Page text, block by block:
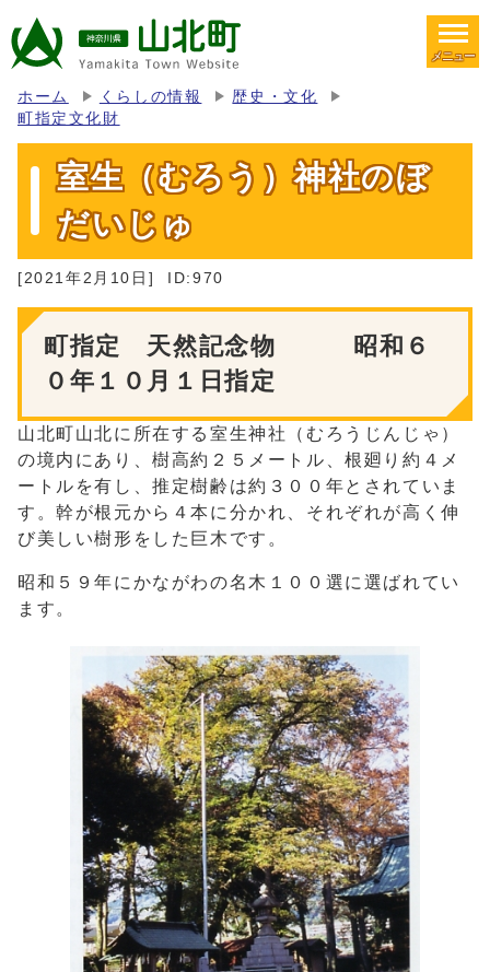
メニュー
ホーム くらしの情報
歴史・文化
町指定文化財
室生（むろう）神社のぼ
だいじゅ
[2021年2月10日] ID:970
町指定 天然記念物 昭和６
０年１０月１日指定
山北町山北に所在する室生神社（むろうじんじゃ）
の境内にあり、樹高約２５メートル、根廻り約４メ
ートルを有し、推定樹齢は約３００年とされていま
す。幹が根元から４本に分かれ、それぞれが高く伸
び美しい樹形をした巨木です。
昭和５９年にかながわの名木１００選に選ばれてい
ます。